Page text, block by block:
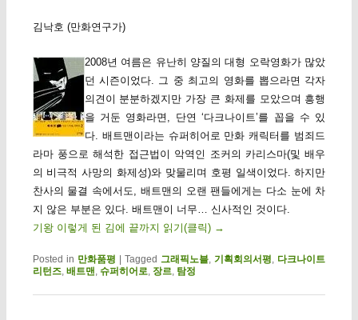
김낙호 (만화연구가)
2008년 여름은 유난히 양질의 대형 오락영화가 많았
던 시즌이었다. 그 중 최고의 영화를 뽑으라면 각자
의견이 분분하겠지만 가장 큰 화제를 모았으며 흥행
을 거둔 영화라면, 단연 ‘다크나이트’를 꼽을 수 있
다. 배트맨이라는 슈퍼히어로 만화 캐릭터를 범죄드
라마 풍으로 해석한 접근법이 악역인 조커의 카리스마(및 배우
의 비극적 사망의 화제성)와 맞물리며 호평 일색이었다. 하지만
찬사의 물결 속에서도, 배트맨의 오랜 팬들에게는 다소 눈에 차
지 않은 부분은 있다. 배트맨이 너무… 신사적인 것이다.
기왕 이렇게 된 김에 끝까지 읽기(클릭) →
Posted in 만화품평 |Tagged 그래픽노블 ,기획회의서평
다크나이트
리턴즈, 배트맨 슈퍼히어로 장르 탐정